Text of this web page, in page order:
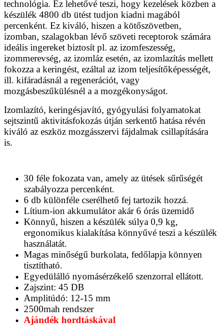
technológia. Ez lehetővé teszi, hogy kezelések közben a
készülék 4800 db ütést tudjon kiadni magából
percenként. Ez kiváló, hiszen a kötőszövetben,
izomban, szalagokban lévő szöveti receptorok számára
ideális ingereket biztosít pl. az izomfeszesség,
izommerevség, az izomláz esetén, az izomlazítás mellett
fokozza a keringést, ezáltal az izom teljesítőképességét,
ill. kifáradásnál a regenerációt, vagy
mozgásbeszűkülésnél a a mozgékonyságot.
Izomlazító, keringésjavító, gyógyulási folyamatokat
sejtszintű aktivitásfokozás útján serkentő hatása révén
kiváló az eszköz mozgásszervi fájdalmak csillapítására
is.
30 féle fokozata van, amely az ütések sűrűségét
szabályozza percenként.
6 db különféle cserélhető fej tartozik hozzá.
Lítium-ion akkumulátor akár 6 órás üzemidő
Könnyű, hiszen a készülék súlya 0,9 kg,
ergonomikus kialakítása könnyűvé teszi a készülék
használatát.
Magas minőségű burkolata, fedőlapja könnyen
tisztítható.
Egyedülálló nyomásérzékelő szenzorral ellátott.
Zajszint: 45 DB
Amplitúdó: 12-15 mm
2500mah rendszer
Ajándék hordtáskával